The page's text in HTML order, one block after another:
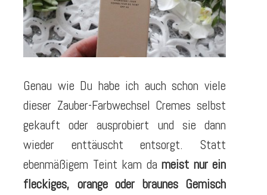
Genau wie Du habe ich auch schon viele
dieser Zauber-Farbwechsel Cremes selbst
gekauft oder ausprobiert und sie dann
wieder enttäuscht entsorgt. Statt
ebenmäßigem Teint kam da meist nur ein
fleckiges, orange oder braunes Gemisch